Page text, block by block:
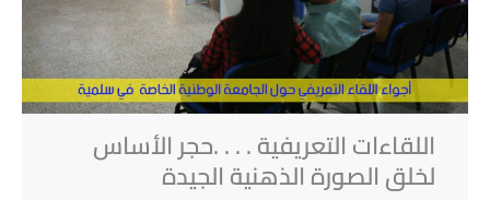
اللقاءات التعريفية . . . .حجر الأساس
لخلق الصورة الذهنية الجيدة